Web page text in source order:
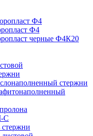
Ф4
Ф4
черные Ф4К20
стержни
С
стержни